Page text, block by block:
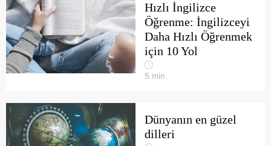
Hızlı İngilizce
Öğrenme: İngilizceyi
Daha Hızlı Öğrenmek
için 10 Yol
5 min
Dünyanın en güzel
dilleri